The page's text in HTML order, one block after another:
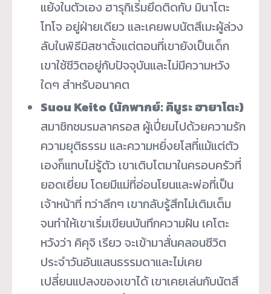
แย้งในตัวเอง ฮารุกิเริ่มยึดติดกับ มินาโตะ
โทโจ อยู่ฝ่ายเดียว และเคยพบนัตสึเมะผู้ล่วง
ลับในพิธีมิสซาตั้งแต่ตอนที่เขายังเป็นเด็ก
เขาใช้ชีวิตอยู่กับปัจจุบันและไม่มีความหวัง
ใดๆ สำหรับอนาคต
Suou Keito (นักพากย์: คิมูระ ฮายาโตะ)
สมาชิกชมรมลาครอส ผู้เปี่ยมไปด้วยความรัก
ความยุติธรรม และความหยิ่งยโสที่แม้แต่ตัว
เองก็แทบไม่รู้ตัว เขาเติบโตมาในครอบครัวที่
ยอดเยี่ยม โดยมีแม่ที่อ่อนโยนและพ่อที่เป็น
เจ้าหน้าที่ ทว่าลึกๆ เขากลับรู้สึกไม่เติมเต็ม
จนทำให้เขาเริ่มเขียนบันทึกความฝัน เคโตะ
หวังว่า คิคุจิ เรียว จะเข้ามาสั่นคลอนชีวิต
ประจำวันอันแสนธรรมดาและไม่เคย
เปลี่ยนแปลงของเขาได้ เขาเคยเล่นกับนัตสึ